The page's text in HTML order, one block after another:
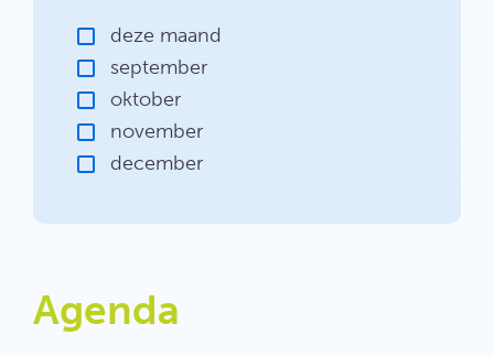
deze maand
september
oktober
november
december
Agenda